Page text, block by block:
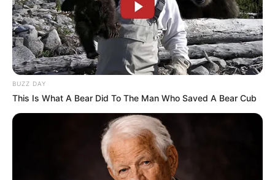
BUZZ DAY
This Is What A Bear Did To The Man Who Saved A Bear Cub